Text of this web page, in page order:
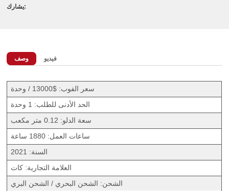
يشارك:
وصف فيديو
سعر الفوب: $13000 / وحدة
ساعات العمل: 1880 ساعة
السنة: 2021
العلامة التجارية: كات